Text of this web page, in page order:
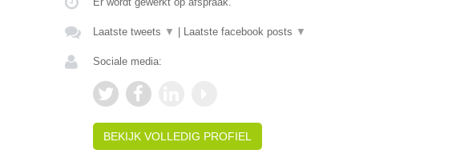
Laatste tweets ▼ Laatste facebook posts ▼
Sociale media:
BEKIJK VOLLEDIG PROFIEL